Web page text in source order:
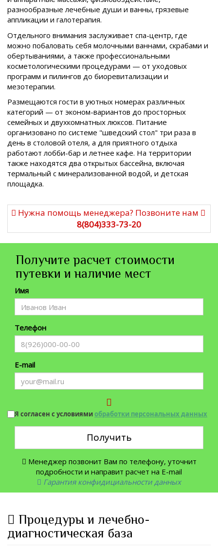
разнообразные лечебные души и ванны, грязевые
аппликации и галотерапия.
Отдельного внимания заслуживает спа-центр, где
можно побаловать себя молочными ваннами, скрабами и
обертываниями, а также профессиональными
косметологическими процедурами — от уходовых
программ и пилингов до биоревитализации и
мезотерапии.
Размещаются гости в уютных номерах различных
категорий — от эконом-вариантов до просторных
семейных и двухкомнатных люксов. Питание
организовано по системе "шведский стол" три раза в
день в столовой отеля, а для приятного отдыха
работают лобби-бар и летнее кафе. На территории
также находятся два открытых бассейна, включая
термальный с минерализованной водой, и детская
площадка.
Нужна помощь менеджера? Позвоните нам
8(804)333-73-20
Получите расчет стоимости
путевки и наличие мест
Имя
Телефон
E-mail
Я согласен с условиямиобработки персональных данных
Получить
Менеджер позвонит Вам по телефону, уточнит
подробности и направит расчет на E-mail
Гарантия конфидициальности данных
Процедуры и лечебно-
диагностическая база